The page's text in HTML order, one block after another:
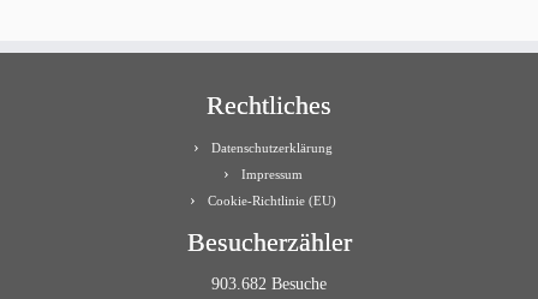
Rechtliches
Datenschutzerklärung
Impressum
Cookie-Richtlinie (EU)
Besucherzähler
903.682 Besuche